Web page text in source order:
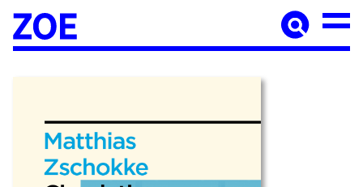
Accueil
À paraître
Catalogue
Auteur·ices
Agenda
Les éditions Zoé